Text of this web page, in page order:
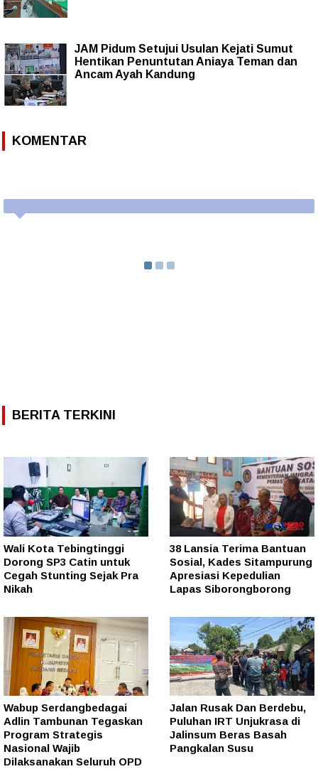
JAM Pidum Setujui Usulan Kejati Sumut
Hentikan Penuntutan Aniaya Teman dan
Ancam Ayah Kandung
KOMENTAR
BERITA TERKINI
Wali Kota Tebingtinggi
Dorong SP3 Catin untuk
Cegah Stunting Sejak Pra
Nikah
38 Lansia Terima Bantuan
Sosial, Kades Sitampurung
Apresiasi Kepedulian
Lapas Siborongborong
Wabup Serdangbedagai
Adlin Tambunan Tegaskan
Program Strategis
Nasional Wajib
Dilaksanakan Seluruh OPD
Jalan Rusak Dan Berdebu,
Puluhan IRT Unjukrasa di
Jalinsum Beras Basah
Pangkalan Susu